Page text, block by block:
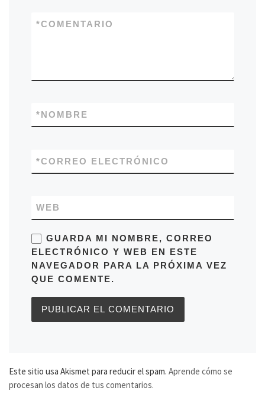
COMENTARIO
*
NOMBRE
*
CORREO ELECTRÓNICO
*
WEB
GUARDA MI NOMBRE, CORREO
ELECTRÓNICO Y WEB EN ESTE
NAVEGADOR PARA LA PRÓXIMA VEZ
QUE COMENTE.
Este sitio usa Akismet para reducir el spam. Aprende cómo se
procesan los datos de tus comentarios.